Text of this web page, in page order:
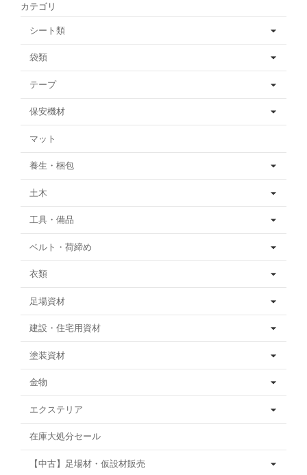
カテゴリ
シート類
袋類
テープ
保安機材
マット
養生・梱包
土木
工具・備品
ベルト・荷締め
衣類
足場資材
建設・住宅用資材
塗装資材
金物
エクステリア
在庫大処分セール
【中古】足場材・仮設材販売